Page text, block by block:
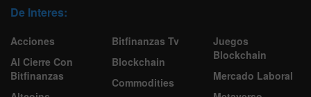
De Interes:
Acciones
Al Cierre Con
Bitfinanzas
Bitfinanzas Tv
Blockchain
Commodities
Juegos
Blockchain
Mercado Laboral